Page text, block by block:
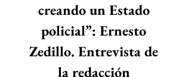
creando un Estado
policial”: Ernesto
Zedillo. Entrevista de
la redacción